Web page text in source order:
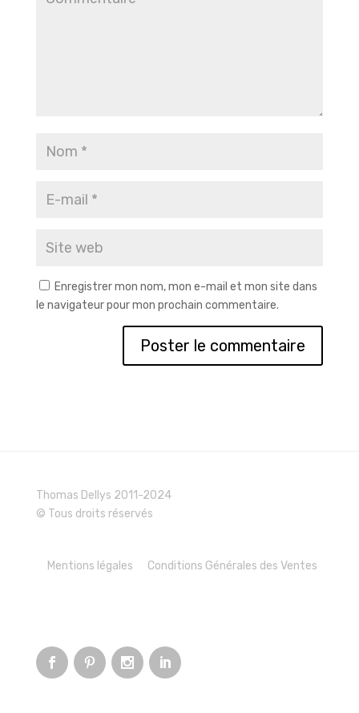
Enregistrer mon nom, mon e-mail et mon site dans
le navigateur pour mon prochain commentaire.
Thomas Dellys 2011-2024
© Tous droits réservés
Mentions légales Conditions Générales des Ventes